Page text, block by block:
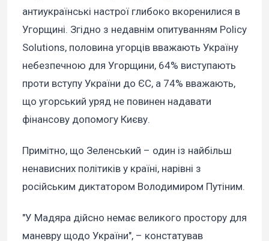
антиукраїнські настрої глибоко вкоренилися в
Угорщині. Згідно з недавнім опитуванням Policy
Solutions, половина угорців вважають Україну
небезпечною для Угорщини, 64% виступають
проти вступу України до ЄС, а 74% вважають,
що угорський уряд не повинен надавати
фінансову допомогу Києву.
Примітно, що Зеленський – один із найбільш
ненависних політиків у країні, нарівні з
російським диктатором Володимиром Путіним.
"У Мадяра дійсно немає великого простору для
маневру щодо України", – констатував